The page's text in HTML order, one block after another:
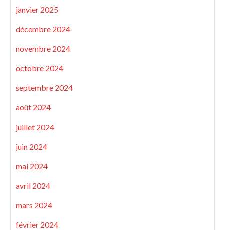
janvier 2025
décembre 2024
novembre 2024
octobre 2024
septembre 2024
août 2024
juillet 2024
juin 2024
mai 2024
avril 2024
mars 2024
février 2024